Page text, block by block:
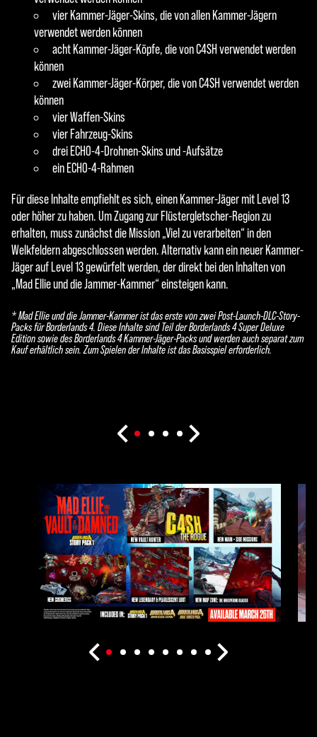
vier Kammer-Jäger-Skins, die von allen Kammer-Jägern
verwendet werden können
acht Kammer-Jäger-Köpfe, die von C4SH verwendet werden
können
zwei Kammer-Jäger-Körper, die von C4SH verwendet werden
können
vier Waffen-Skins
vier Fahrzeug-Skins
drei ECHO-4-Drohnen-Skins und -Aufsätze
ein ECHO-4-Rahmen
Für diese Inhalte empfiehlt es sich, einen Kammer-Jäger mit Level 13
oder höher zu haben. Um Zugang zur Flüstergletscher-Region zu
erhalten, muss zunächst die Mission „Viel zu verarbeiten“ in den
Welkfeldern abgeschlossen werden. Alternativ kann ein neuer Kammer-
Jäger auf Level 13 gewürfelt werden, der direkt bei den Inhalten von
„Mad Ellie und die Jammer-Kammer“ einsteigen kann.
* Mad Ellie und die Jammer-Kammer ist das erste von zwei Post-Launch-DLC-Story-
Packs für Borderlands 4. Diese Inhalte sind Teil der Borderlands 4 Super Deluxe
Edition sowie des Borderlands 4 Kammer-Jäger-Packs und werden auch separat zum
Kauf erhältlich sein. Zum Spielen der Inhalte ist das Basisspiel erforderlich.